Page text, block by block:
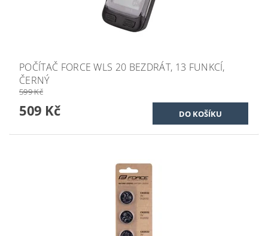
POČÍTAČ FORCE WLS 20 BEZDRÁT, 13 FUNKCÍ,
ČERNÝ
599 Kč
509 Kč